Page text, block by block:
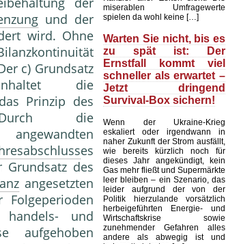
und der
wird. Ohne
c) Grundsatz
die
Prinzip des
Durch die
es
des
angesetzten
Folgeperioden
und
aufgehoben
miserablen Umfragewerte
spielen da wohl keine […]
Warten Sie nicht, bis es
zu spät ist: Der
Ernstfall kommt viel
schneller als erwartet –
Jetzt dringend
Survival-Box sichern!
Wenn der Ukraine-Krieg
eskaliert oder irgendwann in
naher Zukunft der Strom ausfällt,
wie bereits kürzlich noch für
dieses Jahr angekündigt, kein
Gas mehr fließt und Supermärkte
leer bleiben – ein Szenario, das
leider aufgrund der von der
Politik hierzulande vorsätzlich
herbeigeführten Energie- und
Wirtschaftskrise sowie
zunehmender Gefahren alles
andere als abwegig ist und